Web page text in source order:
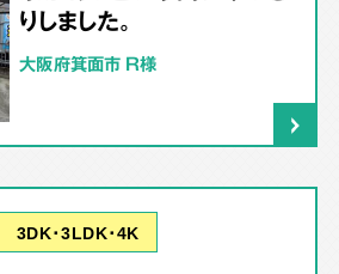
りしました。
大阪府箕面市 R様
3DK･3LDK･4K